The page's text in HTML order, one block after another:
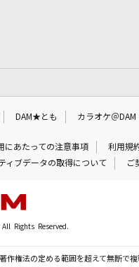
DAM★とも カラオケ＠DAM
にあたっての注意事項
利用規
ィブデータの取得について ご
Rights Reserved.
権法の定める範囲を超えて無断で